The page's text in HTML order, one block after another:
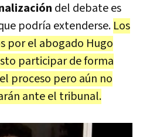
del debate es
podría extenderse. Los
por el abogado Hugo
participar de forma
proceso pero aún no
ante el tribunal.